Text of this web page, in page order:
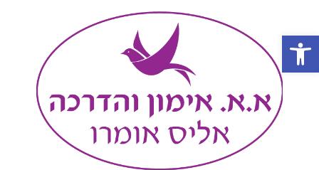
פתח סרגל נגישות